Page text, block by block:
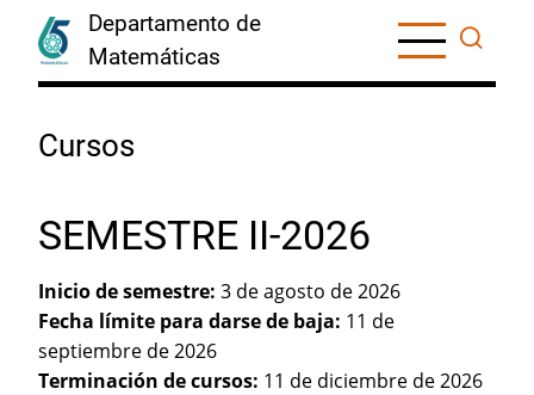
Departamento de
Matemáticas
Cursos
SEMESTRE II-2026
Inicio de semestre: 3 de agosto de 2026
Fecha límite para darse de baja: 11 de
septiembre de 2026
Terminación de cursos: 11 de diciembre de 2026